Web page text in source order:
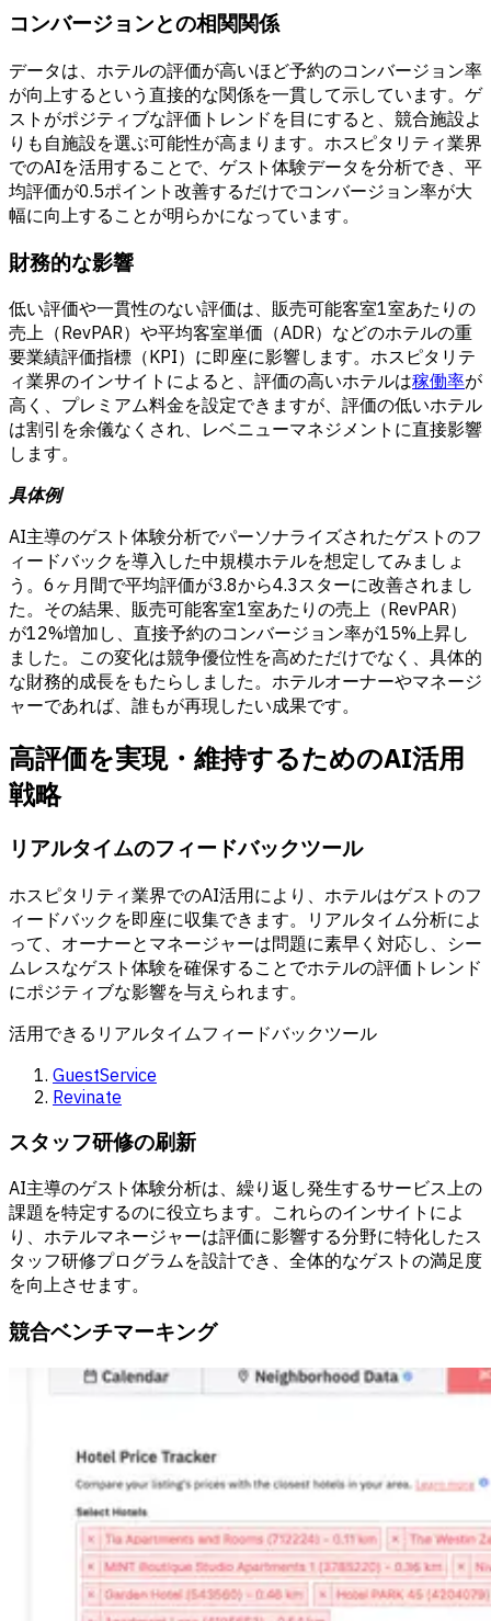
コンバージョンとの相関関係
データは、ホテルの評価が高いほど予約のコンバージョン率
が向上するという直接的な関係を一貫して示しています。ゲ
ストがポジティブな評価トレンドを目にすると、競合施設よ
りも自施設を選ぶ可能性が高まります。ホスピタリティ業界
でのAIを活用することで、ゲスト体験データを分析でき、平
均評価が0.5ポイント改善するだけでコンバージョン率が大
幅に向上することが明らかになっています。
財務的な影響
低い評価や一貫性のない評価は、販売可能客室1室あたりの
売上（RevPAR）や平均客室単価（ADR）などのホテルの重
要業績評価指標（KPI）に即座に影響します。ホスピタリテ
ィ業界のインサイトによると、評価の高いホテルは稼働率が
高く、プレミアム料金を設定できますが、評価の低いホテル
は割引を余儀なくされ、レベニューマネジメントに直接影響
します。
具体例
AI主導のゲスト体験分析でパーソナライズされたゲストのフ
ィードバックを導入した中規模ホテルを想定してみましょ
う。6ヶ月間で平均評価が3.8から4.3スターに改善されまし
た。その結果、販売可能客室1室あたりの売上（RevPAR）
が12%増加し、直接予約のコンバージョン率が15%上昇し
ました。この変化は競争優位性を高めただけでなく、具体的
な財務的成長をもたらしました。ホテルオーナーやマネージ
ャーであれば、誰もが再現したい成果です。
高評価を実現・維持するためのAI活用
戦略
リアルタイムのフィードバックツール
ホスピタリティ業界でのAI活用により、ホテルはゲストのフ
ィードバックを即座に収集できます。リアルタイム分析によ
って、オーナーとマネージャーは問題に素早く対応し、シー
ムレスなゲスト体験を確保することでホテルの評価トレンド
にポジティブな影響を与えられます。
活用できるリアルタイムフィードバックツール
GuestService
Revinate
スタッフ研修の刷新
AI主導のゲスト体験分析は、繰り返し発生するサービス上の
課題を特定するのに役立ちます。これらのインサイトによ
り、ホテルマネージャーは評価に影響する分野に特化したス
タッフ研修プログラムを設計でき、全体的なゲストの満足度
を向上させます。
競合ベンチマーキング